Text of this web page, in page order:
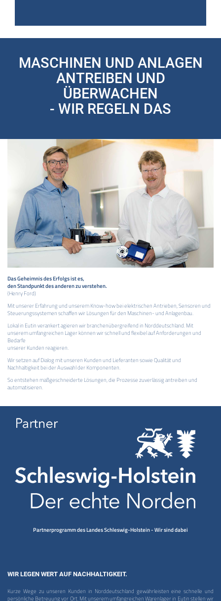
Motoren perfekt regeln und in Steuerungskonzepte einbinden. Wir liefern die passenden
Weiter
MASCHINEN UND ANLAGEN
ANTREIBEN UND
ÜBERWACHEN
- WIR REGELN DAS
Das Geheimnis des Erfolgs ist es,
den Standpunkt des anderen zu verstehen.
(Henry Ford)
Mit unserer Erfahrung und unserem Know-how bei elektrischen Antrieben, Sensoren und
Steuerungssystemen schaffen wir Lösungen für den Maschinen- und Anlagenbau.
Lokal in Eutin verankert agieren wir branchenübergreifend in Norddeutschland. Mit
unserem umfangreichen Lager können wir schnell und flexibel auf Anforderungen und
Bedarfe
unserer Kunden reagieren.
Wir setzen auf Dialog mit unseren Kunden und Lieferanten sowie Qualität und
Nachhaltigkeit bei der Auswahl der Komponenten.
So entstehen maßgeschneiderte Lösungen, die Prozesse zuverlässig antreiben und
automatisieren.
Partnerprogramm des Landes Schleswig-Holstein - Wir sind dabei
WIR LEGEN WERT AUF NACHHALTIGKEIT.
Kurze Wege zu unseren Kunden in Norddeutschland gewährleisten eine schnelle und
persönliche Betreuung vor Ort. Mit unserem umfangreichen Warenlager in Eutin stellen wir